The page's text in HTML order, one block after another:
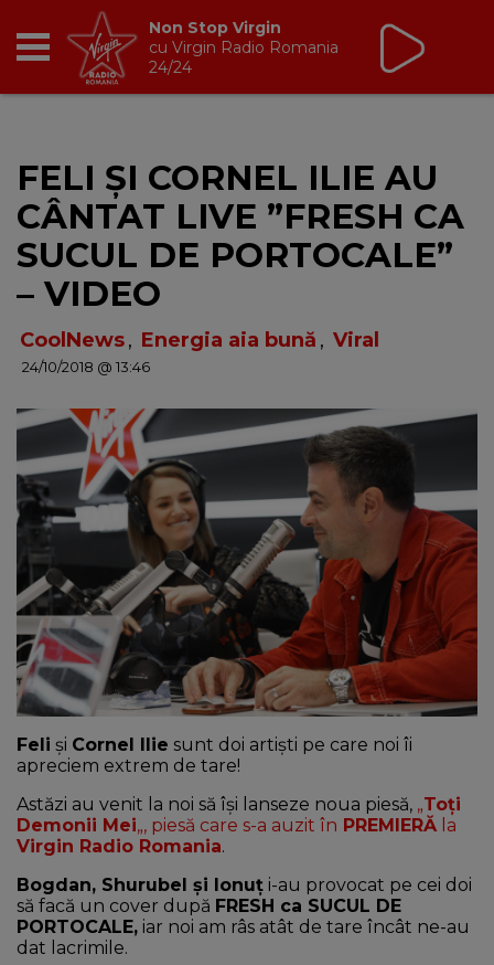
BREAKFAST
TIC TALK
CÂȘTIGĂ
HOT 30
DANCEFLOOR CHART
RADIO ACADEMY
NEWS
CONTUL MEU
Non Stop Virgin
cu Virgin Radio Romania
24/24
FELI ȘI CORNEL ILIE AU
CÂNTAT LIVE ”FRESH CA
SUCUL DE PORTOCALE”
– VIDEO
CoolNews, Energia aia bună , Viral
24/10/2018 @ 13:46
Feli și Cornel Ilie sunt doi artiști pe care noi îi
apreciem extrem de tare!
Astăzi au venit la noi să își lanseze noua piesă, „Toți
Demonii Mei„, piesă care s-a auzit în PREMIERĂ la
Virgin Radio Romania.
Bogdan, Shurubel și Ionuț i-au provocat pe cei doi
să facă un cover după FRESH ca SUCUL DE
PORTOCALE, iar noi am râs atât de tare încât ne-au
dat lacrimile.